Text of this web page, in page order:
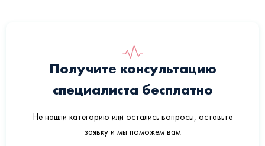
Получите консультацию
специалиста бесплатно
Не нашли категорию или остались вопросы, оставьте
заявку и мы поможем вам